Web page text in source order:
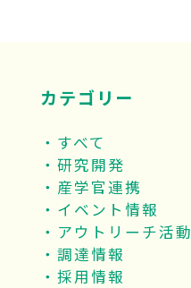
カテゴリー
すべて
研究開発
産学官連携
イベント情報
アウトリーチ活動
調達情報
採用情報